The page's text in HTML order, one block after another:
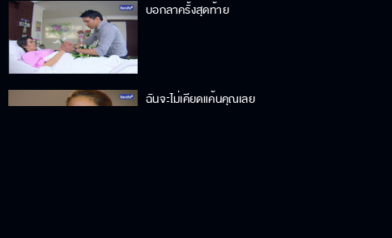
บอกลาครั้งสุดท้าย
ฉันจะไม่เคียดแค้นคุณเลย